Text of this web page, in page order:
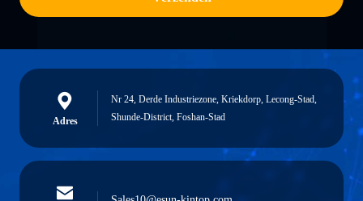
Adres
Nr 24, Derde Industriezone, Kriekdorp, Lecong-Stad,
Shunde-District, Foshan-Stad